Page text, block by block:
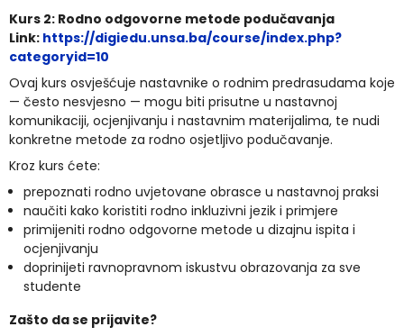
Kurs 2: Rodno odgovorne metode podučavanja
Link: https://digiedu.unsa.ba/course/index.php?
categoryid=10
Ovaj kurs osvješćuje nastavnike o rodnim predrasudama koje
— često nesvjesno — mogu biti prisutne u nastavnoj
komunikaciji, ocjenjivanju i nastavnim materijalima, te nudi
konkretne metode za rodno osjetljivo podučavanje.
Kroz kurs ćete:
prepoznati rodno uvjetovane obrasce u nastavnoj praksi
naučiti kako koristiti rodno inkluzivni jezik i primjere
primijeniti rodno odgovorne metode u dizajnu ispita i
ocjenjivanju
doprinijeti ravnopravnom iskustvu obrazovanja za sve
studente
Zašto da se prijavite?